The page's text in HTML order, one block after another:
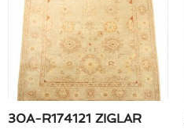
30A-R174121 ZIGLAR